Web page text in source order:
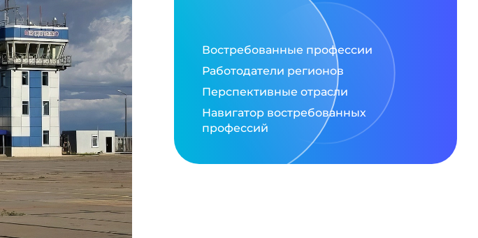
Востребованные профессии
Работодатели регионов
Перспективные отрасли
Навигатор востребованных
профессий